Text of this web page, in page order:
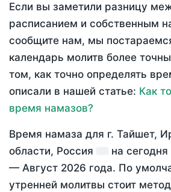
Если вы заметили разницу
расписанием и собственным
сообщите нам, мы
календарь молитв более
том, как точно определять
описали в нашей статье: Как
время намазов?
Время намаза для г. Тайшет,
области, Россия
на сегодня
— Август 2026 года. По
утренней молитвы стоит